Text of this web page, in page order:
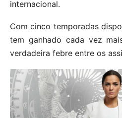
internacional.
Com cinco temporadas
tem ganhado cada vez
verdadeira febre entre os